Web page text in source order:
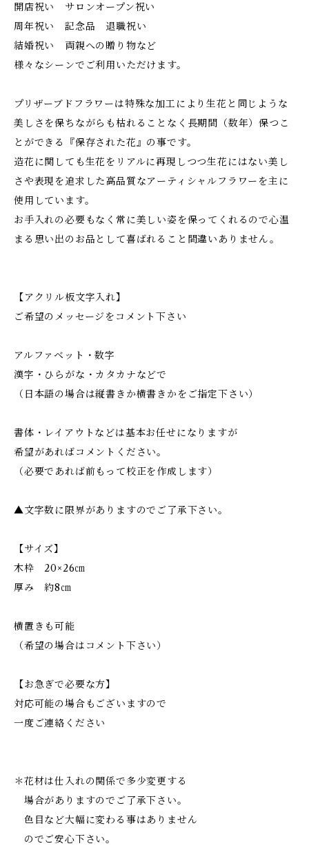
開店祝い サロンオープン祝い
周年祝い 記念品 退職祝い
結婚祝い 両親への贈り物など
様々なシーンでご利用いただけます。
プリザーブドフラワーは特殊な加工により生花と同じような
美しさを保ちながらも枯れることなく長期間（数年）保つこ
とができる『保存された花』の事です。
造花に関しても生花をリアルに再現しつつ生花にはない美し
さや表現を追求した高品質なアーティシャルフラワーを主に
使用しています。
お手入れの必要もなく常に美しい姿を保ってくれるので心温
まる思い出のお品として喜ばれること間違いありません。
【アクリル板文字入れ】
ご希望のメッセージをコメント下さい
アルファベット・数字
漢字・ひらがな・カタカナなどで
（日本語の場合は縦書きか横書きかをご指定下さい）
書体・レイアウトなどは基本お任せになりますが
希望があればコメントください。
（必要であれば前もって校正を作成します）
▲文字数に限界がありますのでご了承下さい。
【サイズ】
木枠 20×26㎝
厚み 約8㎝
横置きも可能
（希望の場合はコメント下さい）
【お急ぎで必要な方】
対応可能の場合もございますので
一度ご連絡ください
＊花材は仕入れの関係で多少変更する
場合がありますのでご了承下さい。
色目など大幅に変わる事はありません
のでご安心下さい。